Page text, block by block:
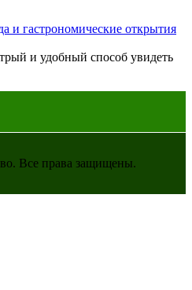
и гастрономические открытия
и удобный способ увидеть
Все права защищены.